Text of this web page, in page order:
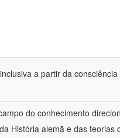
a partir da consciência
do conhecimento
História alemã e das teorias